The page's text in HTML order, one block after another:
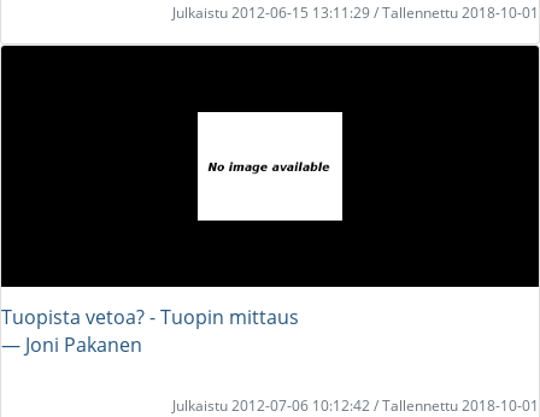
Julkaistu 2012-06-15 13:11:29 / Tallennettu 2018-10-01
Tuopista vetoa? - Tuopin mittaus
― Joni Pakanen
Julkaistu 2012-07-06 10:12:42 / Tallennettu 2018-10-01